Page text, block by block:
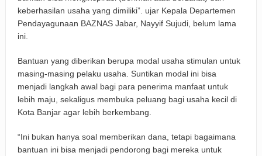
keberhasilan usaha yang dimiliki”. ujar Kepala Departemen
Pendayagunaan BAZNAS Jabar, Nayyif Sujudi, belum lama
ini.
Bantuan yang diberikan berupa modal usaha stimulan untuk
masing-masing pelaku usaha. Suntikan modal ini bisa
menjadi langkah awal bagi para penerima manfaat untuk
lebih maju, sekaligus membuka peluang bagi usaha kecil di
Kota Banjar agar lebih berkembang.
“Ini bukan hanya soal memberikan dana, tetapi bagaimana
bantuan ini bisa menjadi pendorong bagi mereka untuk